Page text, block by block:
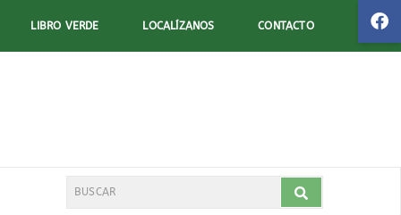
LIBRO VERDE LOCALÍZANOS CONTACTO